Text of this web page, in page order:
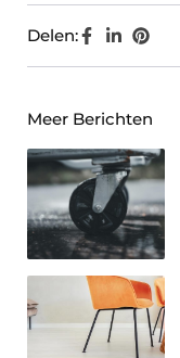
Delen:
Meer Berichten